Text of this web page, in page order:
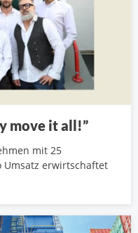
move it all!”
mit 25
Umsatz erwirtschaftet